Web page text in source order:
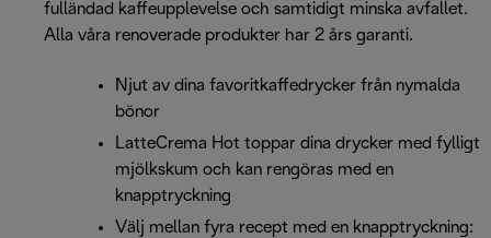
fulländad kaffeupplevelse och samtidigt minska avfallet.
Alla våra renoverade produkter har 2 års garanti.
Njut av dina favoritkaffedrycker från nymalda
bönor
LatteCrema Hot toppar dina drycker med fylligt
mjölkskum och kan rengöras med en
knapptryckning
Välj mellan fyra recept med en knapptryckning: